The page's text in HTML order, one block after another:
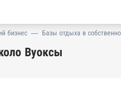
бизнес — Базы отдыха в
Вуоксы